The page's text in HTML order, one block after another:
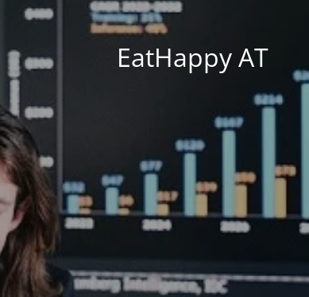
EatHappy AT